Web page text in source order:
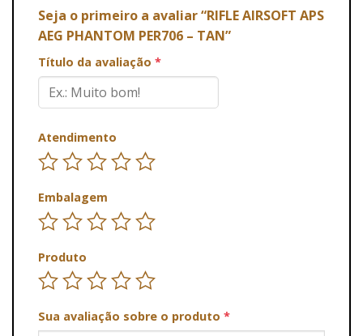
Seja o primeiro a avaliar “RIFLE AIRSOFT APS
AEG PHANTOM PER706 – TAN”
Título da avaliação *
Atendimento
Embalagem
Produto
Sua avaliação sobre o produto *